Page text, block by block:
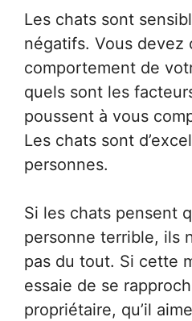
Les chats sont
négatifs. Vous devez
comportement de
quels sont les
poussent à vous
Les chats sont
personnes.
Si les chats pensent
personne terrible, ils
pas du tout. Si cette
essaie de se
propriétaire, qu’il